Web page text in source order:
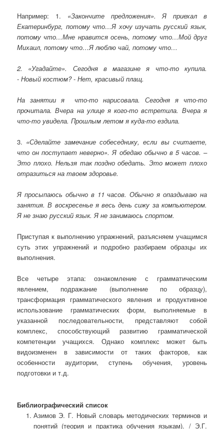
Например: 1. «Закончите предложения». Я приехал в
Екатеринбург, потому что…Я хочу изучать русский язык,
потому что…Мне нравится осень, потому что…Мой друг
Михаил, потому что…Я люблю чай, потому что…
2. «Угадайте». Сегодня в магазине я что-то купила.
-Новый костюм?-Нет, красивый плащ.
На занятии я что-то нарисовала. Сегодня я что-то
прочитала. Вчера на улице я кого-то встретила. Вчера я
что-то увидела. Прошлым летом я куда-то ездила.
3. «Сделайте замечание собеседнику, если вы считаете,
что он поступает неверно». Я обедаю обычно в 5 часов. –
Это плохо. Нельзя так поздно обедать. Это может плохо
отразиться на твоем здоровье.
Я просыпаюсь обычно в 11 часов. Обычно я опаздываю на
занятия. В воскресенье я весь день сижу за компьютером.
Я не знаю русский язык. Я не занимаюсь спортом.
Приступая к выполнению упражнений, разъясняем учащимся
суть этих упражнений и подробно разбираем образцы их
выполнения.
Все четыре этапа: ознакомление с грамматическим
явлением, подражание (выполнение по образцу),
трансформация грамматического явления и продуктивное
использование грамматических форм, выполняемые в
указанной последовательности, представляют собой
комплекс, способствующий развитию грамматической
компетенции учащихся. Однако комплекс может быть
видоизменен в зависимости от таких факторов, как
особенности аудитории, ступень обучения, уровень
подготовки и т.д.
Библиографический список
Азимов Э. Г. Новый словарь методических терминов и
понятий (теория и практика обучения языкам). / Э.Г.